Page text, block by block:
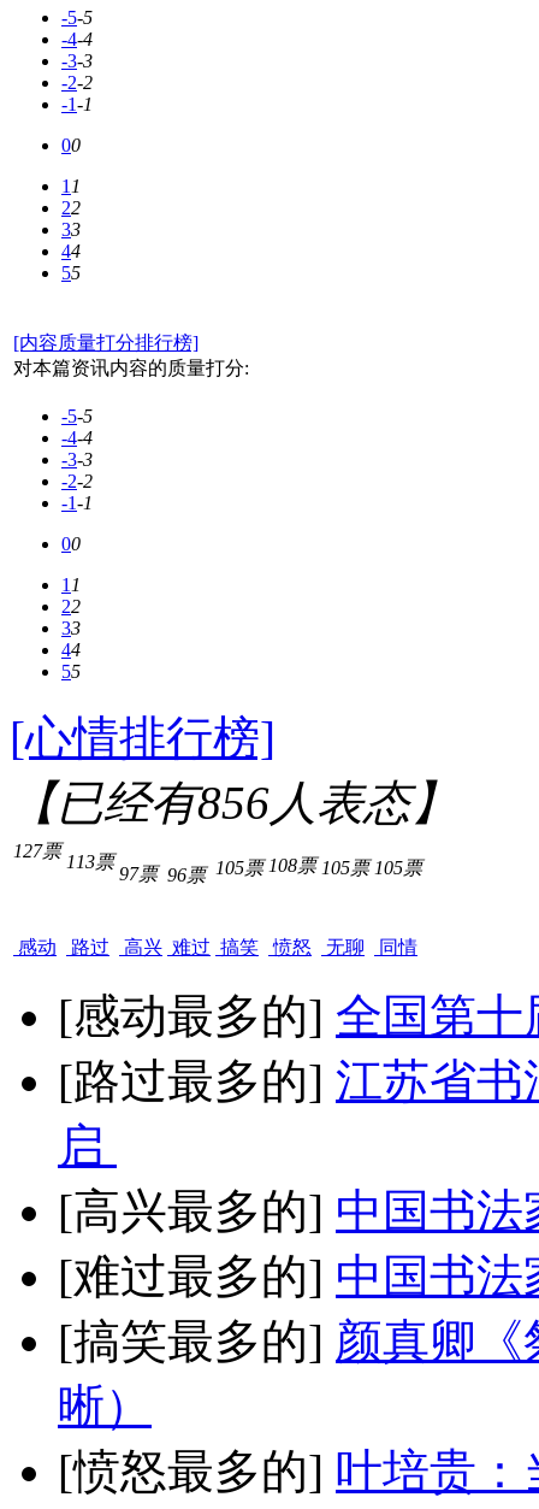
-5-5
-4-4
-3-3
-2-2
-1-1
00
11
22
33
44
55
[内容质量打分排行榜]
对本篇资讯内容的质量打分:
-5-5
-4-4
-3-3
-2-2
-1-1
00
11
22
33
44
55
[心情排行榜]
【已经有856人表态】
127票
感动
113票
路过
97票
高兴
96票
难过
105票
搞笑
108票
愤怒
105票
无聊
105票
同情
[感动最多的] 全国第十
[路过最多的] 江苏省书
启
[高兴最多的] 中国书法
[难过最多的] 中国书法
[搞笑最多的] 颜真卿《
晰）
[愤怒最多的] 叶培贵：